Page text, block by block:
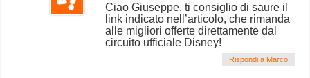
Ciao Giuseppe, ti consiglio di saure il
link indicato nell’articolo, che rimanda
alle migliori offerte direttamente dal
circuito ufficiale Disney!
Rispondi a Marco